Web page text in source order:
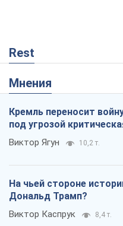
Rest
Мнения
Кремль переносит
под угрозой
Виктор Ягун 10,2 т.
На чьей стороне
Дональд Трамп?
Виктор Каспрук 8,4 т.